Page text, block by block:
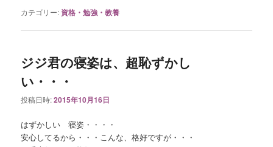
カテゴリー: 資格・勉強・教養
ジジ君の寝姿は、超恥ずかし
い・・・
投稿日時:2015年10月16日
はずかしい 寝姿・・・・
安心してるから・・・こんな、格好ですが・・・